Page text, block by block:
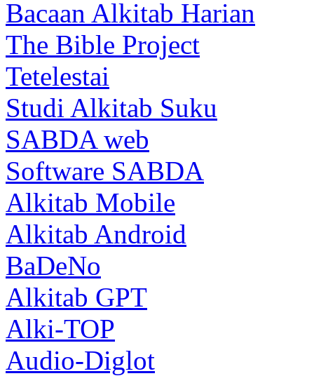
Bacaan Alkitab Harian
The Bible Project
Tetelestai
Studi Alkitab Suku
SABDA web
Software SABDA
Alkitab Mobile
Alkitab Android
BaDeNo
Alkitab GPT
Alki-TOP
Audio-Diglot